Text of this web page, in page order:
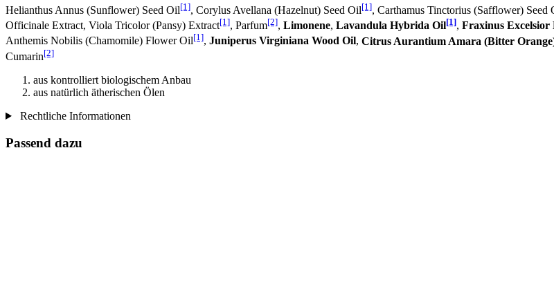
Helianthus Annus (Sunflower) Seed Oil[1], Corylus Avellana (Hazelnut) Seed Oil[1], Carthamus Tinctorius (Safflower) Seed
Officinale Extract, Viola Tricolor (Pansy) Extract[1], Parfum[2], Limonene, Lavandula Hybrida Oil[1], Fraxinus
Anthemis Nobilis (Chamomile) Flower Oil[1], Juniperus Virginiana Wood Oil, Citrus Aurantium Amara (Bitter
Cumarin[2]
aus kontrolliert biologischem Anbau
aus natürlich ätherischen Ölen
Rechtliche Informationen
Passend dazu